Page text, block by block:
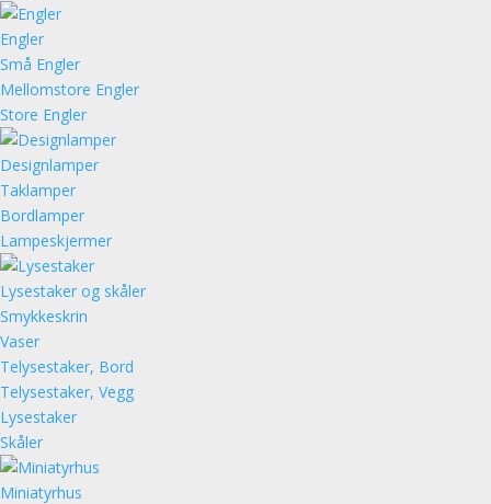
Engler
Små Engler
Mellomstore Engler
Store Engler
Designlamper
Taklamper
Bordlamper
Lampeskjermer
Lysestaker og skåler
Smykkeskrin
Vaser
Telysestaker, Bord
Telysestaker, Vegg
Lysestaker
Skåler
Miniatyrhus